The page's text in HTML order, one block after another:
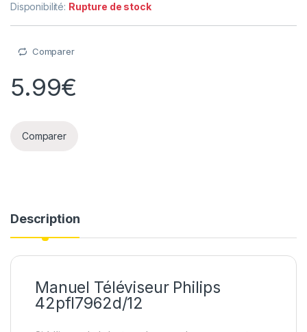
Disponibilité: Rupture de stock
Comparer
5.99€
Comparer
Description
Manuel Téléviseur Philips
42pfl7962d/12